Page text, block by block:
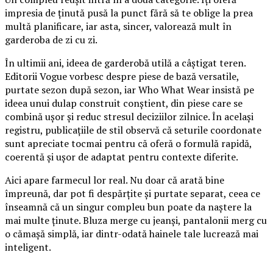
impresia de ținută pusă la punct fără să te oblige la prea
multă planificare, iar asta, sincer, valorează mult în
garderoba de zi cu zi.
În ultimii ani, ideea de garderobă utilă a câștigat teren.
Editorii Vogue vorbesc despre piese de bază versatile,
purtate sezon după sezon, iar Who What Wear insistă pe
ideea unui dulap construit conștient, din piese care se
combină ușor și reduc stresul deciziilor zilnice. În același
registru, publicațiile de stil observă că seturile coordonate
sunt apreciate tocmai pentru că oferă o formulă rapidă,
coerentă și ușor de adaptat pentru contexte diferite.
Aici apare farmecul lor real. Nu doar că arată bine
împreună, dar pot fi despărțite și purtate separat, ceea ce
înseamnă că un singur compleu bun poate da naștere la
mai multe ținute. Bluza merge cu jeanși, pantalonii merg cu
o cămașă simplă, iar dintr-odată hainele tale lucrează mai
inteligent.